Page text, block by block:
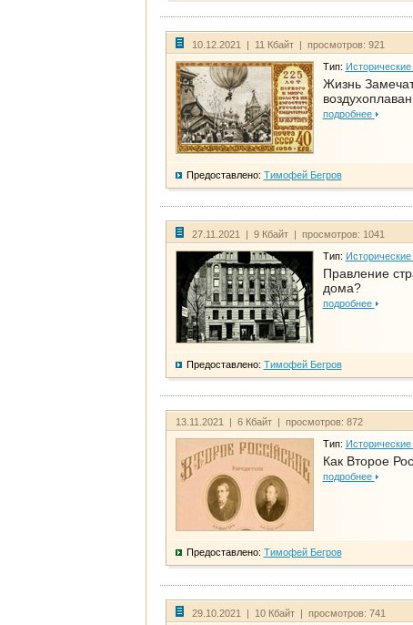
10.12.2021 | 11 Кбайт | просмотров: 921
Тип:
Жизнь
подробнее
Предоставлено: Тимофей Бегров
27.11.2021 | 9 Кбайт | просмотров: 1041
Тип:
Правление
дома?
подробнее
Предоставлено: Тимофей Бегров
13.11.2021 | 6 Кбайт | просмотров: 872
Тип:
Как Второе
подробнее
Предоставлено: Тимофей Бегров
29.10.2021 | 10 Кбайт | просмотров: 741